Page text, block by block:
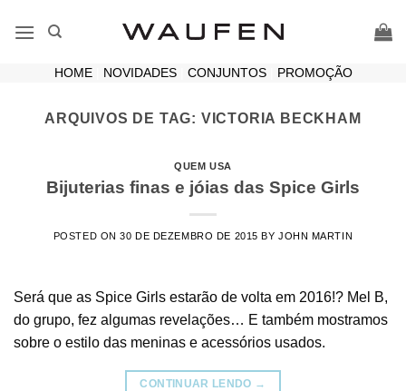
HOME| NOVIDADES| CONJUNTOS| PROMOÇÃO
ARQUIVOS DE TAG: VICTORIA BECKHAM
QUEM USA
Bijuterias finas e jóias das Spice Girls
POSTED ON30 DE DEZEMBRO DE 2015 BY JOHN MARTIN
Será que as Spice Girls estarão de volta em 2016!? Mel B,
do grupo, fez algumas revelações… E também mostramos
sobre o estilo das meninas e acessórios usados.
CONTINUAR LENDO →